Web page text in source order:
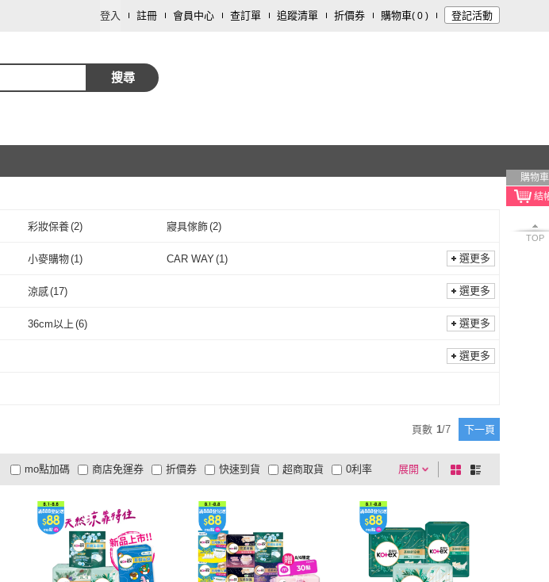
登入 註冊 會員中心 查訂單 追蹤清單 折價券 購物車( 0 ) 登記活動
搜尋
購物車
TOP
彩妝保養(2) 寢具傢飾(2)
小麥購物(1) CAR WAY(1)
小麥購物
取消 選更多
涼感(17)
涼感
選更多
36cm以上 (6)
取消 選更多
選更多
頁數 1/7 下一頁
展開
折價券
有影片
商品有量 電視購物
mo點加碼 快速到貨 超商取貨
低溫宅配
大家電安心配
大家電快配
商店免運券 0利率
貨到付款
及以上 3 及以上 及以上
棋
盤
列